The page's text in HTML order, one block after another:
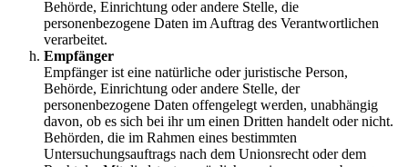
Behörde, Einrichtung oder andere Stelle, die
personenbezogene Daten im Auftrag des Verantwortlichen
verarbeitet.
Empfänger
Empfänger ist eine natürliche oder juristische Person,
Behörde, Einrichtung oder andere Stelle, der
personenbezogene Daten offengelegt werden, unabhängig
davon, ob es sich bei ihr um einen Dritten handelt oder nicht.
Behörden, die im Rahmen eines bestimmten
Untersuchungsauftrags nach dem Unionsrecht oder dem